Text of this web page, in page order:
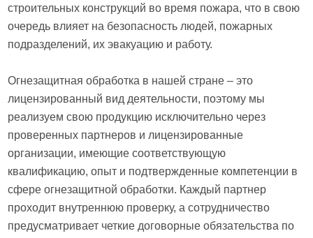
строительных конструкций во время пожара, что в свою
очередь влияет на безопасность людей, пожарных
подразделений, их эвакуацию и работу.
Огнезащитная обработка в нашей стране – это
лицензированный вид деятельности, поэтому мы
реализуем свою продукцию исключительно через
проверенных партнеров и лицензированные
организации, имеющие соответствующую
квалификацию, опыт и подтвержденные компетенции в
сфере огнезащитной обработки. Каждый партнер
проходит внутреннюю проверку, а сотрудничество
предусматривает четкие договорные обязательства по